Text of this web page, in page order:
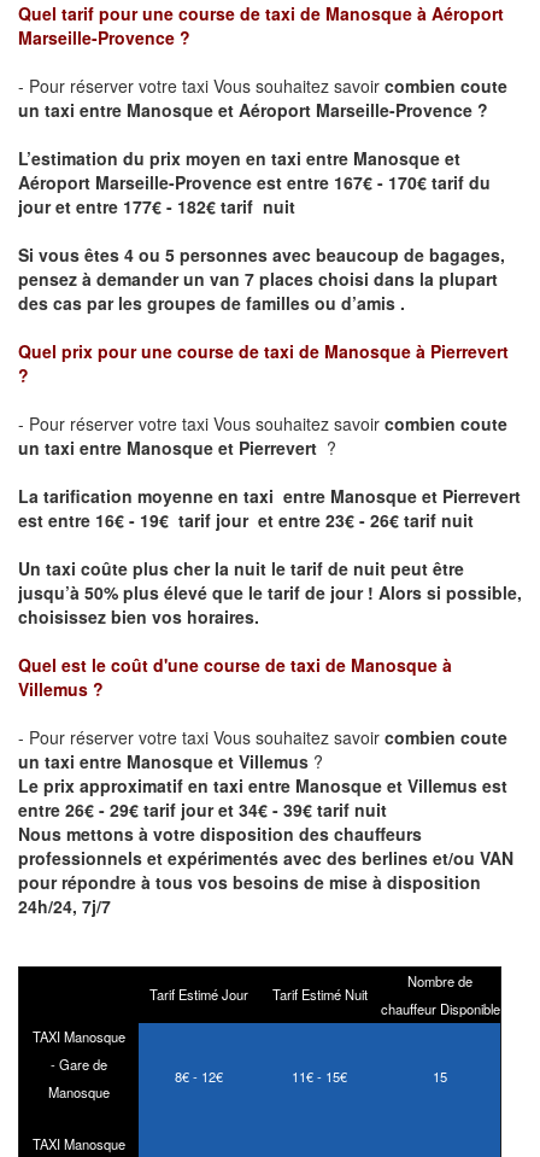
Quel tarif pour une course de taxi de Manosque à Aéroport
Marseille-Provence ?
- Pour réserver votre taxi Vous souhaitez savoir combien coute
un taxi entre Manosque et Aéroport Marseille-Provence ?
L’estimation du prix moyen en taxi entre Manosque et
Aéroport Marseille-Provence est entre 167€ - 170€ tarif du
jour et entre 177€ - 182€ tarif nuit
Si vous êtes 4 ou 5 personnes avec beaucoup de bagages,
pensez à demander un van 7 places choisi dans la plupart
des cas par les groupes de familles ou d’amis .
Quel prix pour une course de taxi de Manosque à Pierrevert
?
- Pour réserver votre taxi Vous souhaitez savoir combien coute
un taxi entre Manosque et Pierrevert ?
La tarification moyenne en taxi entre Manosque et Pierrevert
est entre 16€ - 19€ tarif jour et entre 23€ - 26€ tarif nuit
Un taxi coûte plus cher la nuit le tarif de nuit peut être
jusqu’à 50% plus élevé que le tarif de jour ! Alors si possible,
choisissez bien vos horaires.
Quel est le coût d'une course de taxi de Manosque à
Villemus ?
- Pour réserver votre taxi Vous souhaitez savoir combien coute
un taxi entre Manosque et Villemus ?
Le prix approximatif en taxi entre Manosque et Villemus est
entre 26€ - 29€ tarif jour et 34€ - 39€ tarif nuit
Nous mettons à votre disposition des chauffeurs
professionnels et expérimentés avec des berlines et/ou VAN
pour répondre à tous vos besoins de mise à disposition
24h/24, 7j/7
Tarif Estimé Jour Tarif Estimé Nuit
Nombre de
chauffeur Disponible
TAXI Manosque
- Gare de
Manosque
8€ - 12€ 11€ - 15€ 15
TAXI Manosque